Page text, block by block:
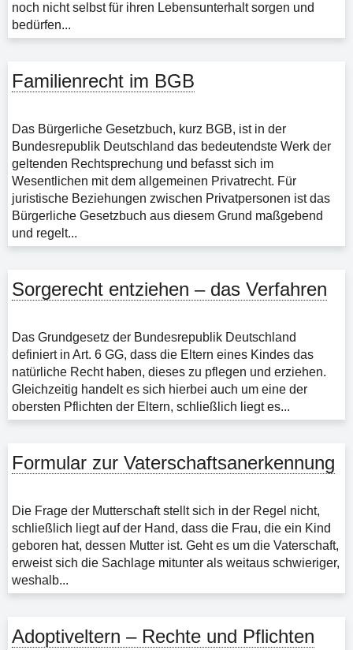
noch nicht selbst für ihren Lebensunterhalt sorgen und
bedürfen...
Familienrecht im BGB
Das Bürgerliche Gesetzbuch, kurz BGB, ist in der
Bundesrepublik Deutschland das bedeutendste Werk der
geltenden Rechtsprechung und befasst sich im
Wesentlichen mit dem allgemeinen Privatrecht. Für
juristische Beziehungen zwischen Privatpersonen ist das
Bürgerliche Gesetzbuch aus diesem Grund maßgebend
und regelt...
Sorgerecht entziehen – das Verfahren
Das Grundgesetz der Bundesrepublik Deutschland
definiert in Art. 6 GG, dass die Eltern eines Kindes das
natürliche Recht haben, dieses zu pflegen und erziehen.
Gleichzeitig handelt es sich hierbei auch um eine der
obersten Pflichten der Eltern, schließlich liegt es...
Formular zur Vaterschaftsanerkennung
Die Frage der Mutterschaft stellt sich in der Regel nicht,
schließlich liegt auf der Hand, dass die Frau, die ein Kind
geboren hat, dessen Mutter ist. Geht es um die Vaterschaft,
erweist sich die Sachlage mitunter als weitaus schwieriger,
weshalb...
Adoptiveltern – Rechte und Pflichten